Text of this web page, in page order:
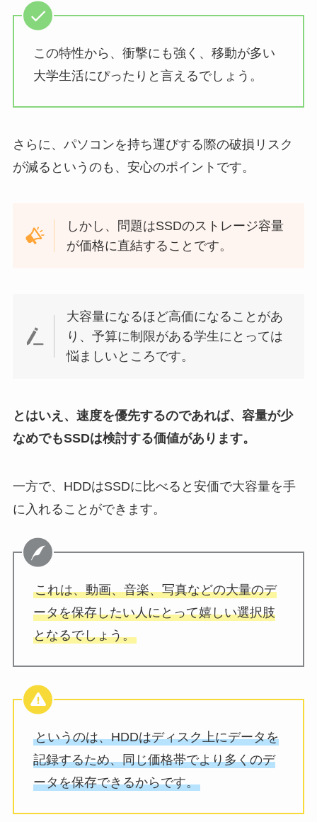
この特性から、衝撃にも強く、移動が多い
大学生活にぴったりと言えるでしょう。
さらに、パソコンを持ち運びする際の破損リスク
が減るというのも、安心のポイントです。
しかし、問題はSSDのストレージ容量
が価格に直結することです。
大容量になるほど高価になることがあ
り、予算に制限がある学生にとっては
悩ましいところです。
とはいえ、速度を優先するのであれば、容量が少
なめでもSSDは検討する価値があります。
一方で、HDDはSSDに比べると安価で大容量を手
に入れることができます。
これは、動画、音楽、写真などの大量のデ
ータを保存したい人にとって嬉しい選択肢
となるでしょう。
というのは、HDDはディスク上にデータを
記録するため、同じ価格帯でより多くのデ
ータを保存できるからです。